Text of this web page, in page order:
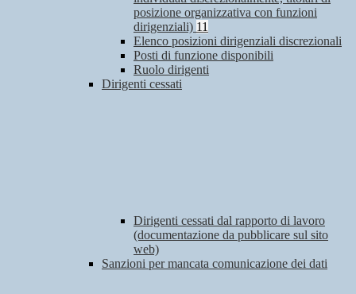
posizione organizzativa con funzioni
dirigenziali) 11
Elenco posizioni dirigenziali discrezionali
Posti di funzione disponibili
Ruolo dirigenti
Dirigenti cessati
Dirigenti cessati dal rapporto di lavoro
(documentazione da pubblicare sul sito
web)
Sanzioni per mancata comunicazione dei dati